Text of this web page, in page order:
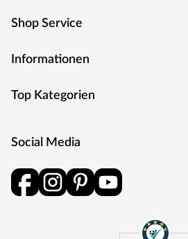
Shop Service
Informationen
Top Kategorien
Social Media